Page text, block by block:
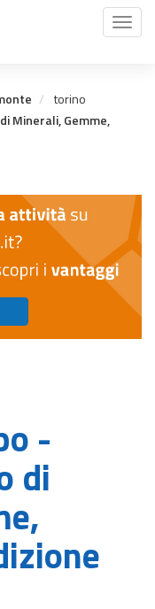
Toggle
torino
Minerali, Gemme,
-
di